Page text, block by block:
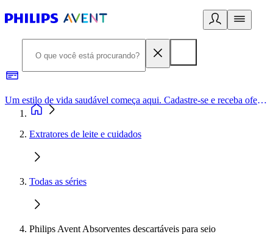
Um estilo de vida saudável começa aqui. Cadastre-se e receba ofertas exclusivas.
Extratores de leite e cuidados
Todas as séries
Philips Avent Absorventes descartáveis para seio